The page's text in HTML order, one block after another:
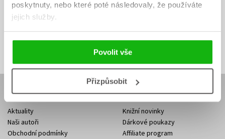
poskytnuty, nebo které poté následovaly, že používáte
jejich služby.
Povolit vše
Přizpůsobit
sleva, jaká běží soutěž o ceny? Přihlášením k odběru našich e-
mailových novinek
Vaše e-
mailová
Vaše e-
mailová
Vaše e-mailová adresa Přihlásit se
E-SHOP
Aktuality
Naši autoři
Obchodní podmínky
Knižní novinky
Dárkové poukazy
Affiliate program